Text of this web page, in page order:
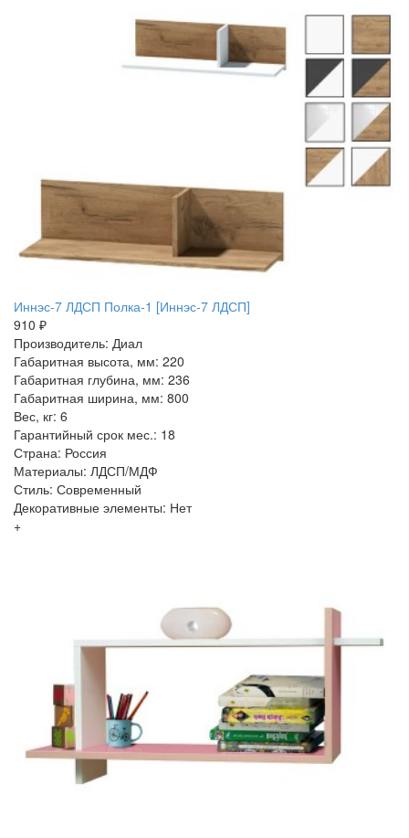
Иннэс-7 ЛДСП Полка-1 [Иннэс-7 ЛДСП]
910 ₽
Производитель: Диал
Габаритная высота, мм: 220
Габаритная глубина, мм: 236
Габаритная ширина, мм: 800
Вес, кг: 6
Гарантийный срок мес.: 18
Страна: Россия
Материалы: ЛДСП/МДФ
Стиль: Современный
Декоративные элементы: Нет
+